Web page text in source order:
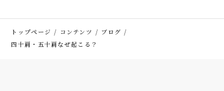
トップページ コンテンツ
ブログ
四十肩・五十肩なぜ起こる？